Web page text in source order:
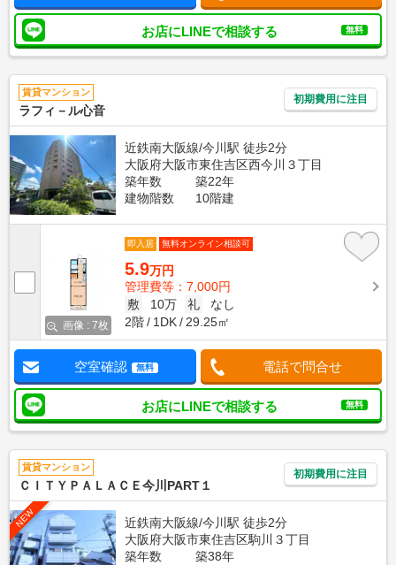
お店にLINEで相談する 無料
賃貸マンション
ラフィ－ル心音
初期費用に注目
近鉄南大阪線/今川駅 徒歩2分
大阪府大阪市東住吉区西今川３丁目
築年数
築22年
建物階数
10階建
画像 : 7枚
即入居 無料オンライン相談可
5.9万円
管理費等：7,000円
敷
10万 礼
なし
2階
1DK 29.25㎡
空室確認 無料 電話で問合せ
お店にLINEで相談する 無料
賃貸マンション
ＣＩＴＹＰＡＬＡＣＥ今川PART１
初期費用に注目
NEW
近鉄南大阪線/今川駅 徒歩2分
大阪府大阪市東住吉区駒川３丁目
築年数
築38年